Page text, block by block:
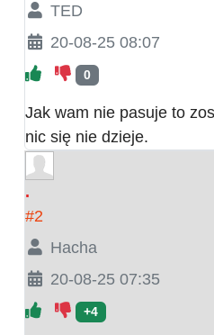
TED
20-08-25 08:07
0
Jak wam nie pasuje to
nic się nie dzieje.
.
#2
Hacha
20-08-25 07:35
+4